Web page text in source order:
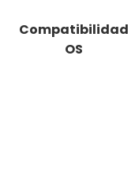
Compatibilidad
OS